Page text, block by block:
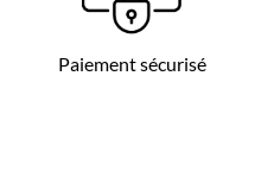
Paiement sécurisé